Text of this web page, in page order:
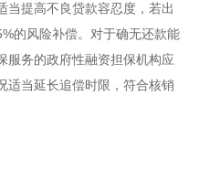
当提高不良贷款容忍度，若出
的风险补偿。对于确无还款能
服务的政府性融资担保机构应
适当延长追偿时限，符合核销